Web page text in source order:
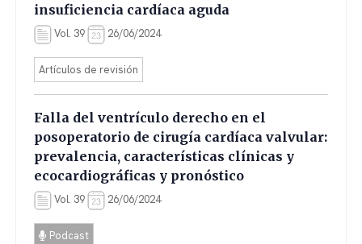
insuficiencia cardíaca aguda
Vol. 39 26/06/2024
Artículos de revisión
Falla del ventrículo derecho en el
posoperatorio de cirugía cardíaca valvular:
prevalencia, características clínicas y
ecocardiográficas y pronóstico
Vol. 39 26/06/2024
Podcast